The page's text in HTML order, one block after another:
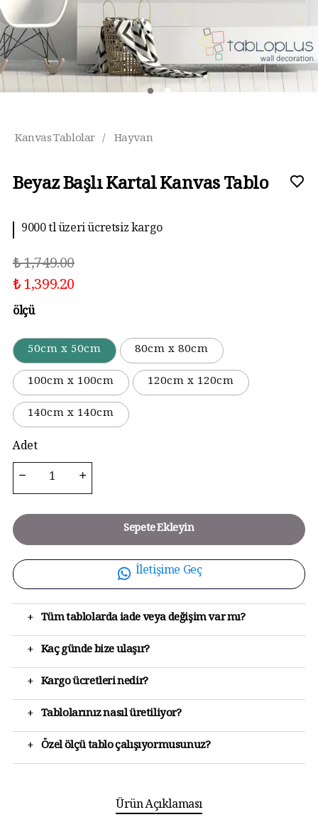
Kanvas Tablolar / Hayvan
Beyaz Başlı Kartal Kanvas Tablo
10 aya kadar taksit imkanı
₺ 1,749.00
₺ 1,399.20
ölçü
50cm x 50cm
80cm x 80cm
100cm x 100cm
120cm x 120cm
140cm x 140cm
Adet
Sepete Ekleyin
İletişime Geç
+ Tüm tablolarda iade veya değişim var mı?
+ Kaç günde bize ulaşır?
+ Kargo ücretleri nedir?
+ Tablolarınız nasıl üretiliyor?
+ Özel ölçü tablo çalışıyormusunuz?
Ürün Açıklaması